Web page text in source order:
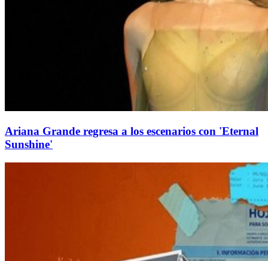
Ariana Grande regresa a los escenarios con 'Eternal
Sunshine'